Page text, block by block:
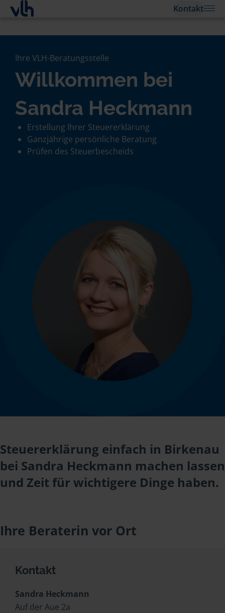
Kontakt
Ihre VLH-Beratungsstelle
Willkommen bei
Sandra Heckmann
Erstellung Ihrer Steuererklärung
Ganzjährige persönliche Beratung
Prüfen des Steuerbescheids
Steuererklärung einfach in Birkenau
bei Sandra Heckmann machen lassen
und Zeit für wichtigere Dinge haben.
Ihre Beraterin vor Ort
Kontakt
Sandra Heckmann
Auf der Aue 2a